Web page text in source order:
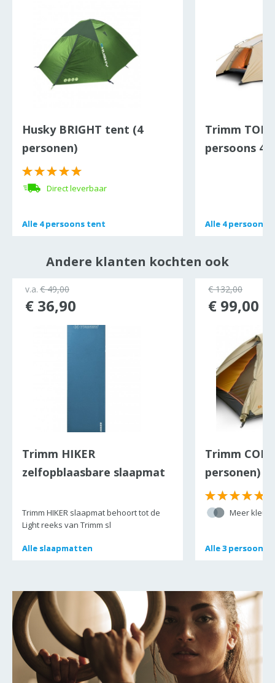
Husky BRIGHT tent (4
personen)
Direct leverbaar
Alle 4 persoons tent
Alle 4 persoons tent
Trimm
persoons
Alle 4 persoons
Alle 4 persoons
Andere klanten kochten ook
Trimm HIKER
zelfopblaasbare slaapmat
Trimm HIKER slaapmat behoort tot de
Light reeks van Trimm sl
Alle slaapmatten
Alle slaapmatten
v.a. € 49,00
€ 36,90
Trimm
personen)
Meer
Alle3 persoons
Alle3 persoons
€ 132,00
€ 99,00